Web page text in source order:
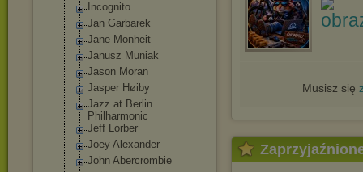
Incognito
Jan Garbarek
Jane Monheit
Janusz Muniak
Jason Moran
Jasper Høiby
Jazz at Berlin
Philharmonic
Jeff Lorber
Joey Alexander
John Abercrombie
Musisz się